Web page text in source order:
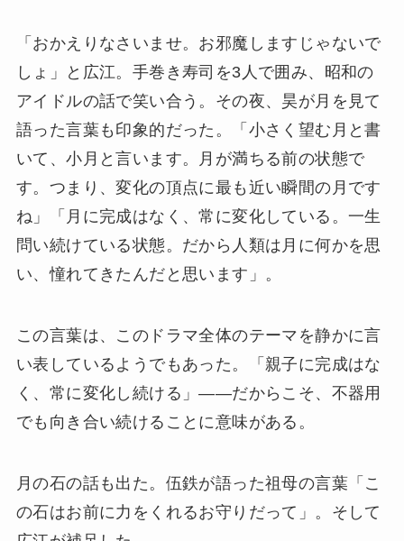
「おかえりなさいませ。お邪魔しますじゃないで
しょ」と広江。手巻き寿司を3人で囲み、昭和の
アイドルの話で笑い合う。その夜、昊が月を見て
語った言葉も印象的だった。「小さく望む月と書
いて、小月と言います。月が満ちる前の状態で
す。つまり、変化の頂点に最も近い瞬間の月です
ね」「月に完成はなく、常に変化している。一生
問い続けている状態。だから人類は月に何かを思
い、憧れてきたんだと思います」。
この言葉は、このドラマ全体のテーマを静かに言
い表しているようでもあった。「親子に完成はな
く、常に変化し続ける」——だからこそ、不器用
でも向き合い続けることに意味がある。
月の石の話も出た。伍鉄が語った祖母の言葉「こ
の石はお前に力をくれるお守りだって」。そして